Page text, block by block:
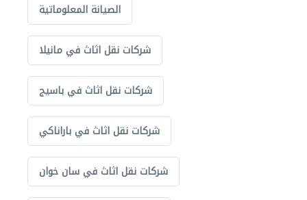
الصيانة المعلوماتية
شركات نقل اثاث في مانيلا
شركات نقل اثاث في باسيج
شركات نقل اثاث في باراناكي
شركات نقل اثاث في سان خوان